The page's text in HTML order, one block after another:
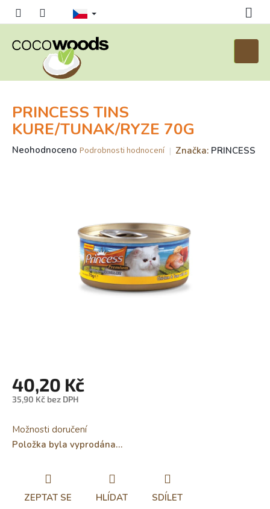
košík
PRINCESS TINS
KURE/TUNAK/RYZE 70G
Průměrné
Neohodnoceno Podrobnosti hodnocení Značka: PRINCESS
40,20 Kč
35,90 Kč bez DPH
cena:
Možnosti doručení
Položka byla vyprodána…
ZEPTAT SE HLÍDAT SDÍLET